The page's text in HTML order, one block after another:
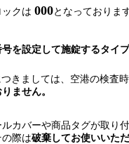
クは 000となっておりま
を設定して施錠するタイプ
きましては、空港の検査
ません。
カバーや商品タグが取り
際は破棄してお使いいた